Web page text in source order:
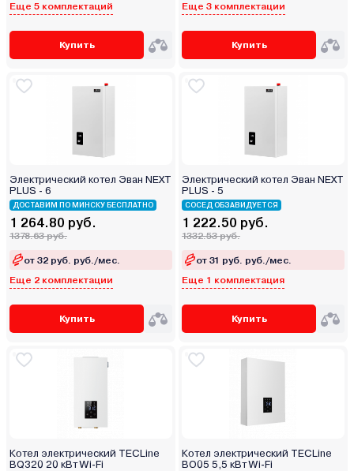
Еще 5 комплектаций
Купить
Еще 3 комплектации
Купить
Электрический котел Эван NEXT
PLUS - 6
ДОСТАВИМ ПО МИНСКУ БЕСПЛАТНО
1 264.80 руб.
1378.63 руб.
от 32 руб. руб./мес.
Еще 2 комплектации
Купить
Электрический котел Эван NEXT
PLUS - 5
СОСЕД ОБЗАВИДУЕТСЯ
1 222.50 руб.
1332.53 руб.
от 31 руб. руб./мес.
Еще 1 комплектация
Купить
Котел электрический TECLine
BQ320 20 кВт Wi-Fi
Котел электрический TECLine
BO05 5,5 кВт Wi-Fi